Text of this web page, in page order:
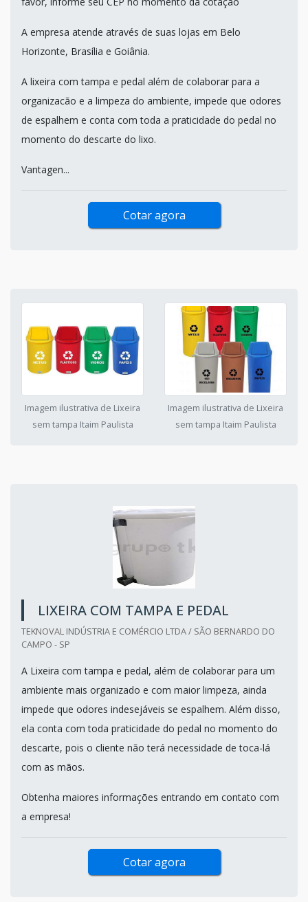
A empresa atende através de suas lojas em Belo
Horizonte, Brasília e Goiânia.
A lixeira com tampa e pedal além de colaborar para a
organizacão e a limpeza do ambiente, impede que odores
de espalhem e conta com toda a praticidade do pedal no
momento do descarte do lixo.
Vantagen...
Cotar agora
Imagem ilustrativa de Lixeira
sem tampa Itaim Paulista
Imagem ilustrativa de Lixeira
sem tampa Itaim Paulista
LIXEIRA COM TAMPA E PEDAL
TEKNOVAL INDÚSTRIA E COMÉRCIO LTDA / SÃO BERNARDO DO
CAMPO - SP
A Lixeira com tampa e pedal, além de colaborar para um
ambiente mais organizado e com maior limpeza, ainda
impede que odores indesejáveis se espalhem. Além disso,
ela conta com toda praticidade do pedal no momento do
descarte, pois o cliente não terá necessidade de toca-lá
com as mãos.
Obtenha maiores informações entrando em contato com
a empresa!
Cotar agora